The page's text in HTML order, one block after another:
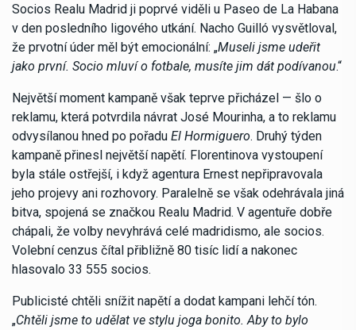
Socios Realu Madrid ji poprvé viděli u Paseo de La Habana
v den posledního ligového utkání. Nacho Guilló vysvětloval,
že prvotní úder měl být emocionální: „Museli jsme udeřit
jako první. Socio mluví o fotbale, musíte jim dát podívanou.“
Největší moment kampaně však teprve přicházel — šlo o
reklamu, která potvrdila návrat José Mourinha, a to reklamu
odvysílanou hned po pořadu El Hormiguero. Druhý týden
kampaně přinesl největší napětí. Florentinova vystoupení
byla stále ostřejší, i když agentura Ernest nepřipravovala
jeho projevy ani rozhovory. Paralelně se však odehrávala jiná
bitva, spojená se značkou Realu Madrid. V agentuře dobře
chápali, že volby nevyhrává celé madridismo, ale socios.
Volební cenzus čítal přibližně 80 tisíc lidí a nakonec
hlasovalo 33 555 socios.
Publicisté chtěli snížit napětí a dodat kampani lehčí tón.
„Chtěli jsme to udělat ve stylu joga bonito. Aby to bylo